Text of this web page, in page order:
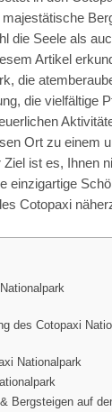
die Seele als
Artikel
die
die vielfältige
Ort zu einem
ist es, Ihnen
einzigartige
Cotopaxi
des Cotopaxi
Nationalpark
Bergsteigen auf